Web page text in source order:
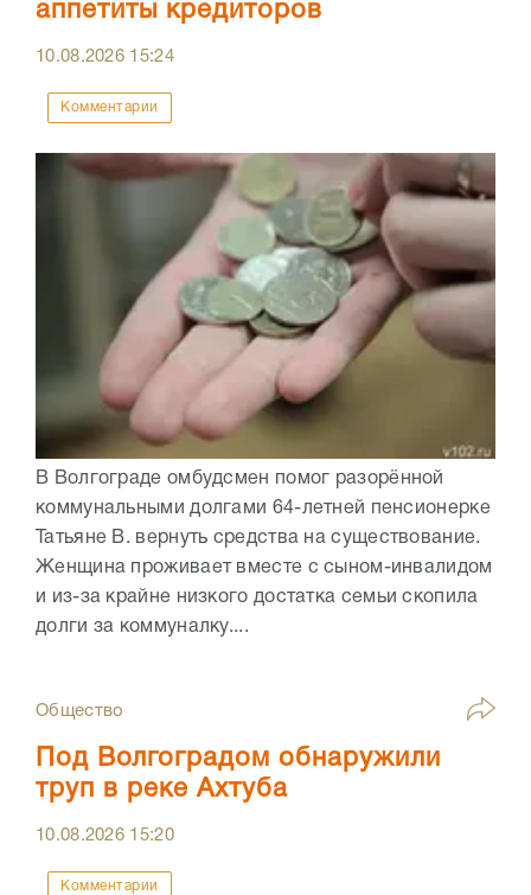
аппетиты кредиторов
10.08.2026 15:24
Комментарии
В Волгограде омбудсмен помог разорённой
коммунальными долгами 64-летней пенсионерке
Татьяне В. вернуть средства на существование.
Женщина проживает вместе с сыном-инвалидом
и из-за крайне низкого достатка семьи скопила
долги за коммуналку....
Общество
Под Волгоградом обнаружили
труп в реке Ахтуба
10.08.2026 15:20
Комментарии